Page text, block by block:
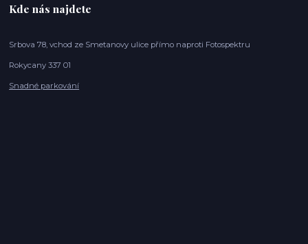
Kde nás najdete
Srbova 78, vchod ze Smetanovy ulice přímo naproti Fotospektru
Rokycany 337 01
Snadné parkování